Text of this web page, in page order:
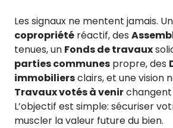
Les signaux ne mentent jamais. Un
copropriété réactif, des
tenues, un Fonds de travaux
parties communes propre, des
immobiliersclairs, et une vision
Travaux votés à venirchangent
L’objectif est simple: sécuriser
muscler la valeur future du bien.